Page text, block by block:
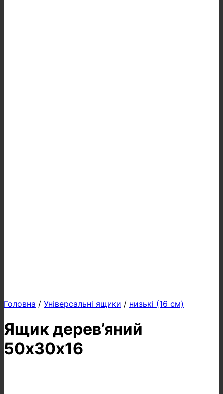
Головна / Універсальні ящики / низькі (16 см)
Ящик дерев’яний
50х30х16